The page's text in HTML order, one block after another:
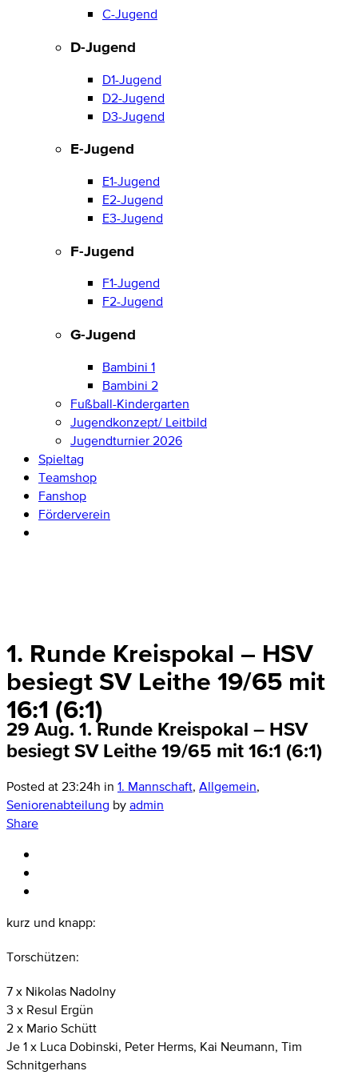
C-Jugend
D-Jugend
D1-Jugend
D2-Jugend
D3-Jugend
E-Jugend
E1-Jugend
E2-Jugend
E3-Jugend
F-Jugend
F1-Jugend
F2-Jugend
G-Jugend
Bambini 1
Bambini 2
Fußball-Kindergarten
Jugendkonzept/ Leitbild
Jugendturnier 2026
Spieltag
Teamshop
Fanshop
Förderverein
1. Runde Kreispokal – HSV
besiegt SV Leithe 19/65 mit
16:1 (6:1)
29 Aug. 1. Runde Kreispokal – HSV
besiegt SV Leithe 19/65 mit 16:1 (6:1)
Posted at 23:24h in 1. Mannschaft, Allgemein,
Seniorenabteilung byadmin
Share
kurz und knapp:
Torschützen:
7 x Nikolas Nadolny
3 x Resul Ergün
2 x Mario Schütt
Je 1 x Luca Dobinski, Peter Herms, Kai Neumann, Tim
Schnitgerhans